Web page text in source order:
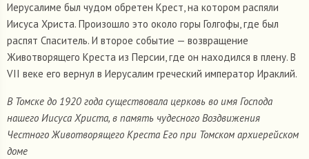
Иерусалиме был чудом обретен Крест, на котором распяли
Иисуса Христа. Произошло это около горы Голгофы, где был
распят Спаситель. И второе событие — возвращение
Животворящего Креста из Персии, где он находился в плену. В
VII веке его вернул в Иерусалим греческий император Ираклий.
В Томске до 1920 года существовала церковь во имя Господа
нашего Иисуса Христа, в память чудесного Воздвижения
Честного Животворящего Креста Его при Томском архиерейском
доме